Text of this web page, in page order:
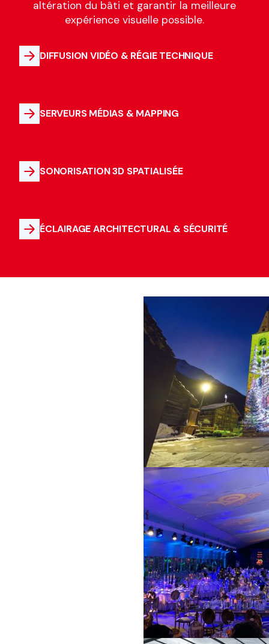
altération du bâti et garantir la meilleure
expérience visuelle possible.
DIFFUSION VIDÉO & RÉGIE TECHNIQUE
SERVEURS MÉDIAS & MAPPING
SONORISATION 3D SPATIALISÉE
ÉCLAIRAGE ARCHITECTURAL & SÉCURITÉ